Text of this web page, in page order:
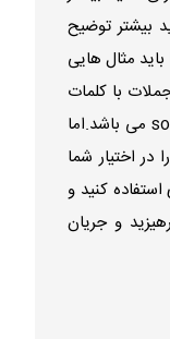
بیشتر توضیح
مثال هایی
با کلمات
پایه ای مانند ,and, but, because و so می باشد.اما
اختیار شما
کنید و
و جریان